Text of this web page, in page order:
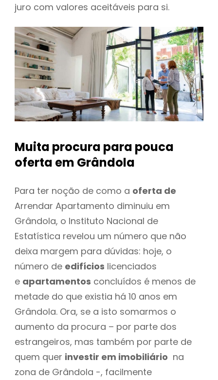
juro com valores aceitáveis para si.
Muita procura para pouca
oferta em Grândola
Para ter noção de como a oferta de
Arrendar Apartamento diminuiu em
Grândola, o Instituto Nacional de
Estatística revelou um número que não
deixa margem para dúvidas: hoje, o
número de edifícios licenciados
e apartamentos concluídos é menos de
metade do que existia há 10 anos em
Grândola. Ora, se a isto somarmos o
aumento da procura – por parte dos
estrangeiros, mas também por parte de
quem quer investir em imobiliário na
zona de Grândola -, facilmente